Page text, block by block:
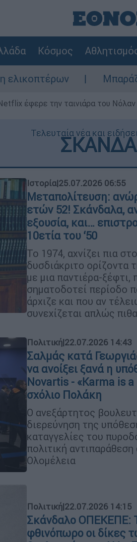
Κόσμος
Μπαράζ προκλήσεων
έφερε την ταινιάρα του
Τελευταία νέα και
Ιστορία|25.07.2026 06:55
Μεταπολίτευση:
ετών 52! Σκάνδαλα,
εξουσία, και…
10ετία του ‘50
Το 1974, αχνίζει πια
δυσδιάκριτο ορίζοντα
με μια παντιέρα-ξέφτι,
σηματοδοτεί περίοδο
άρχιζε και που αν
συνεχίζεται απλώς
Πολιτική|22.07.2026 14:43
Σαλμάς κατά
να ανοίξει ξανά η
Novartis - «Karma is
σχόλιο Πολάκη
Ο ανεξάρτητος
διερεύνηση της
καταγγελίες του
πολιτική αντιπαράθεση
Ολομέλεια
Πολιτική|22.07.2026 14:15
Σκάνδαλο ΟΠΕΚΕΠΕ:
φθινόπωρο οι δίκες